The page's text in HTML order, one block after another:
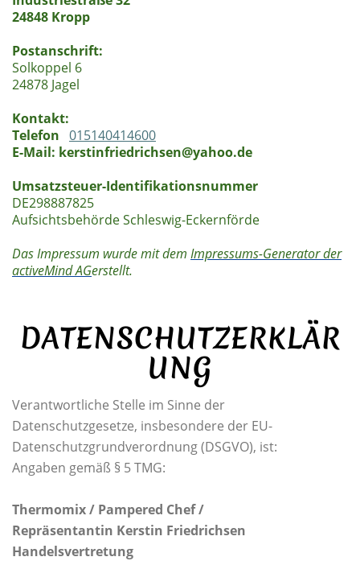
24848 Kropp
Postanschrift:
Solkoppel 6
24878 Jagel
Kontakt:
Telefon 015140414600
E-Mail: kerstinfriedrichsen@yahoo.de
Umsatzsteuer-Identifikationsnummer
DE298887825
Aufsichtsbehörde Schleswig-Eckernförde
Das Impressum wurde mit dem Impressums-Generator der
activeMind AGerstellt.
DATENSCHUTZERKLÄR
UNG
Verantwortliche Stelle im Sinne der
Datenschutzgesetze, insbesondere der EU-
Datenschutzgrundverordnung (DSGVO), ist:
Angaben gemäß § 5 TMG:
Thermomix / Pampered Chef /
Repräsentantin Kerstin Friedrichsen
Handelsvertretung